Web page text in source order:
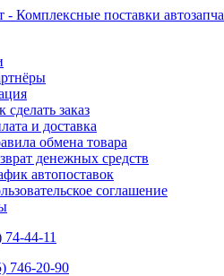
сделать заказ
и доставка
обмена товара
денежных средств
автопоставок
соглашение
74-44-11
746-20-90